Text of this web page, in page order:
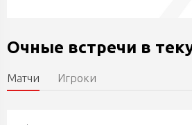
Очные встречи в
Матчи Игроки